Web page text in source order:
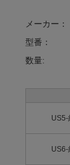
メーカー：
型番：
数量: